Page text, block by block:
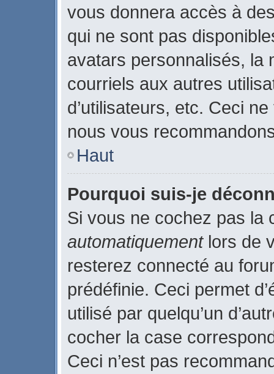
vous donnera accès à
qui ne sont pas
avatars personnalisés, la
courriels aux autres
d’utilisateurs, etc. Ceci
nous vous
Haut
Pourquoi suis-je
Si vous ne cochez pas la
automatiquementlors de
resterez connecté au
prédéfinie. Ceci permet
utilisé par quelqu’un
cocher la case
Ceci n’est pas